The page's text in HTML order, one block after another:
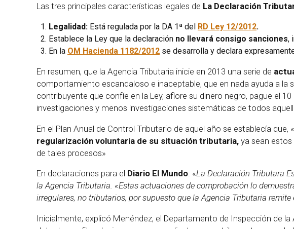
Las tres principales características legales de La Declaración
Legalidad: Está regulada por la DA 1ª del RD Ley 12/2012.
Establece la Ley que la declaración no llevará consigo sanciones,
En la OM Hacienda 1182/2012 se desarrolla y declara
En resumen, que la Agencia Tributaria inicie en 2013 una serie de
comportamiento escandaloso e inaceptable, que en nada ayuda a
contribuyente que confíe en la Ley, aflore su dinero negro, pague el
investigaciones y menos investigaciones sistemáticas de todos
En el Plan Anual de Control Tributario de aquel año se establecía
regularización voluntaria de su situación tributaria, ya sean
de tales procesos»
En declaraciones para el Diario El Mundo: «La Declaración Tributara
la Agencia Tributaria. «Estas actuaciones de comprobación lo
irregulares, no tributarios, por supuesto que la Agencia Tributaria
Inicialmente, explicó Menéndez, el Departamento de Inspección de